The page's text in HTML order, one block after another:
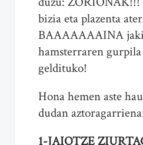
bizia eta plazenta
BAAAAAAAINA
hamsterraren
geldituko!
Hona hemen aste
dudan
1-JAIOTZE